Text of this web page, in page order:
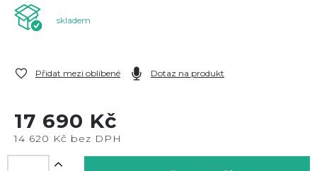
skladem
Přidat mezi oblíbené Dotaz na produkt
17 690 Kč
14 620 Kč bez DPH